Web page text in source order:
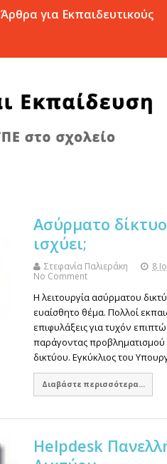
Άρθρα για Εκπαιδευτικούς
Ασύρματο
ισχύει;
Στεφανία Παλιεράκη 8
No Comment
Η λειτουργία ασύρματου
ευαίσθητο θέμα. Πολλοί
επιφυλάξεις για τυχόν
παράγοντας προβληματισμού
δικτύου. Εγκύκλιος του
Διαβάστε περισσότερα...
Helpdesk